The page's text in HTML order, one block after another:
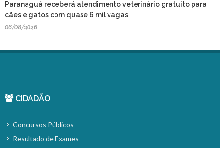
Paranaguá receberá atendimento veterinário gratuito para
cães e gatos com quase 6 mil vagas
06/08/2026
CIDADÃO
Concursos Públicos
Resultado de Exames